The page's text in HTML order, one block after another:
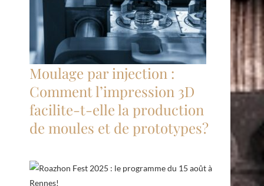
Moulage par injection :
Comment l’impression 3D
facilite-t-elle la production
de moules et de prototypes?